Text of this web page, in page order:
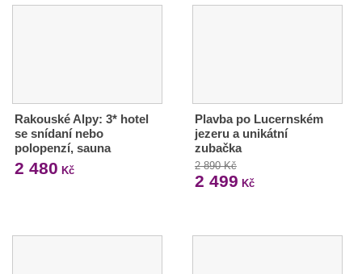
Rakouské Alpy: 3* hotel
se snídaní nebo
polopenzí, sauna
2 480 Kč
Plavba po Lucernském
jezeru a unikátní
zubačka
2 890 Kč
2 499 Kč